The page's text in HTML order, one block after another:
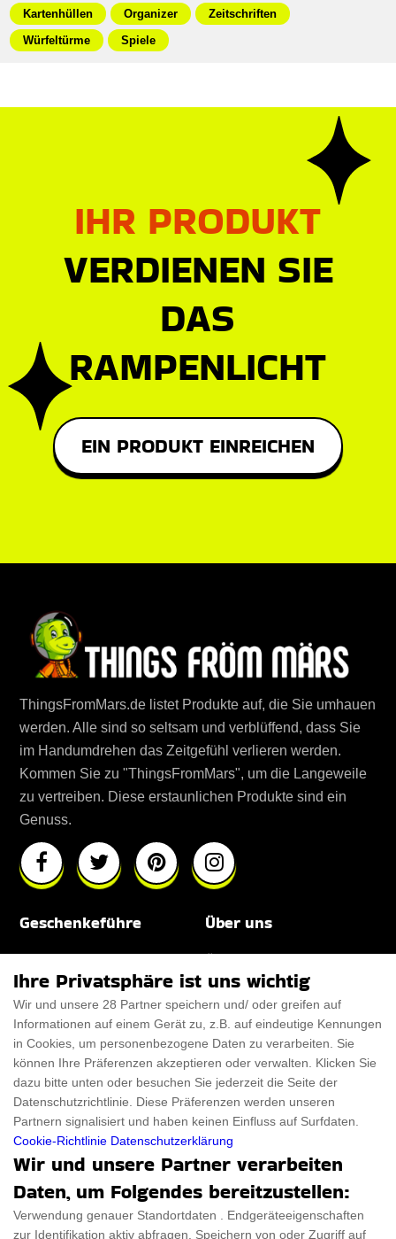
Kartenhüllen Organizer
Zeitschriften
Würfeltürme
Spiele
IHR PRODUKT
VERDIENEN SIE
DAS
RAMPENLICHT
EIN PRODUKT EINREICHEN
ThingsFromMars.de listet Produkte auf, die Sie umhauen
werden. Alle sind so seltsam und verblüffend, dass Sie
im Handumdrehen das Zeitgefühl verlieren werden.
Kommen Sie zu "ThingsFromMars", um die Langeweile
zu vertreiben. Diese erstaunlichen Produkte sind ein
Genuss.
Geschenkeführe
Für Haustiere
ThanksGiving
Über uns
Rabattcode
Trendiger Rabattcode
Black Friday
Ein Produkt einreichen
Kontakt
Ein Produkt einreichen
Datenschutz­erklärung
Datenschutz­erklärung
Impressum
Ihre Privatsphäre ist uns wichtig
Wir und unsere 28 Partner speichern und/ oder greifen auf
Informationen auf einem Gerät zu, z.B. auf eindeutige Kennungen
in Cookies, um personenbezogene Daten zu verarbeiten. Sie
können Ihre Präferenzen akzeptieren oder verwalten. Klicken Sie
dazu bitte unten oder besuchen Sie jederzeit die Seite der
Datenschutzrichtlinie. Diese Präferenzen werden unseren
Partnern signalisiert und haben keinen Einfluss auf Surfdaten.
Cookie-Richtlinie Datenschutzerklärung
Wir und unsere Partner verarbeiten
Daten, um Folgendes bereitzustellen:
Verwendung genauer Standortdaten . Endgeräteeigenschaften
zur Identifikation aktiv abfragen. Speichern von oder Zugriff auf